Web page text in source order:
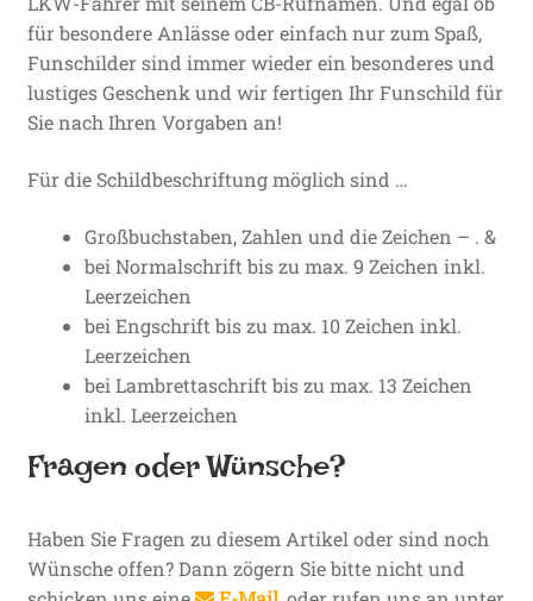
für besondere Anlässe oder einfach nur zum Spaß,
Funschilder sind immer wieder ein besonderes und
lustiges Geschenk und wir fertigen Ihr Funschild für
Sie nach Ihren Vorgaben an!
Für die Schildbeschriftung möglich sind …
Großbuchstaben, Zahlen und die Zeichen – . &
bei Normalschrift bis zu max. 9 Zeichen inkl.
Leerzeichen
bei Engschrift bis zu max. 10 Zeichen inkl.
Leerzeichen
bei Lambrettaschrift bis zu max. 13 Zeichen
inkl. Leerzeichen
Fragen oder Wünsche?
Haben Sie Fragen zu diesem Artikel oder sind noch
Wünsche offen? Dann zögern Sie bitte nicht und